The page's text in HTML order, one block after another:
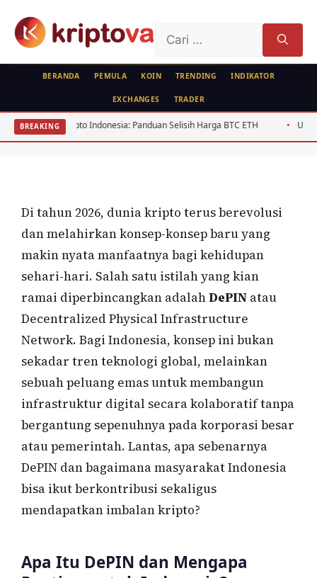
untuk:
BERANDA PEMULA KOIN TRENDING INDIKATOR
EXCHANGES TRADER
BREAKING
Crypto Indonesia: Panduan Selisih Harga BTC ETH USD/IDR Agustus
DePIN: Istilah yang Mengubah Cara
Indonesia Bangun Infrastruktur Digital
Secara Kolaboratif
Di tahun 2026, dunia kripto terus berevolusi
dan melahirkan konsep-konsep baru yang
makin nyata manfaatnya bagi kehidupan
sehari-hari. Salah satu istilah yang kian
ramai diperbincangkan adalahDePIN atau
Decentralized Physical Infrastructure
Network. Bagi Indonesia, konsep ini bukan
sekadar tren teknologi global, melainkan
sebuah peluang emas untuk membangun
infrastruktur digital secara kolaboratif tanpa
bergantung sepenuhnya pada korporasi besar
atau pemerintah. Lantas, apa sebenarnya
DePIN dan bagaimana masyarakat Indonesia
bisa ikut berkontribusi sekaligus
mendapatkan imbalan kripto?
Apa Itu DePIN dan Mengapa